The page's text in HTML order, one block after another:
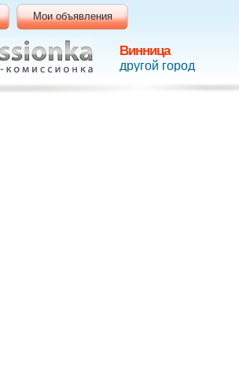
Винница
другой город
Мои объявления